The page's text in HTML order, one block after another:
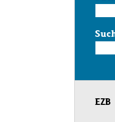
im
nach
EZB